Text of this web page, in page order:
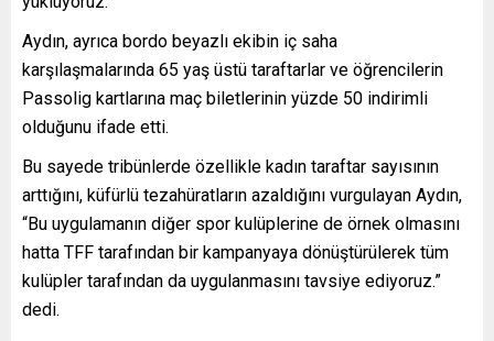
Aydın, ayrıca bordo beyazlı ekibin iç saha
karşılaşmalarında 65 yaş üstü taraftarlar ve öğrencilerin
Passolig kartlarına maç biletlerinin yüzde 50 indirimli
olduğunu ifade etti.
Bu sayede tribünlerde özellikle kadın taraftar sayısının
arttığını, küfürlü tezahüratların azaldığını vurgulayan Aydın,
“Bu uygulamanın diğer spor kulüplerine de örnek olmasını
hatta TFF tarafından bir kampanyaya dönüştürülerek tüm
kulüpler tarafından da uygulanmasını tavsiye ediyoruz.”
dedi.